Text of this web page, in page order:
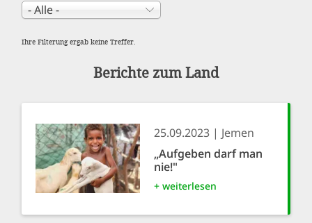
Ihre Filterung ergab keine Treffer.
Berichte zum Land
25.09.2023
Jemen
„Aufgeben darf man
nie!"
+ weiterlesen